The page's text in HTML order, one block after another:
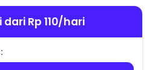
dari Rp 110/hari